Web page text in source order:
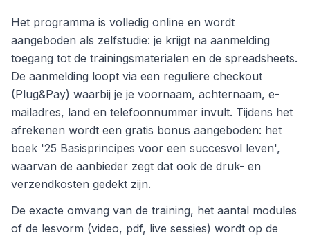
Het programma is volledig online en wordt
aangeboden als zelfstudie: je krijgt na aanmelding
toegang tot de trainingsmaterialen en de spreadsheets.
De aanmelding loopt via een reguliere checkout
(Plug&Pay) waarbij je je voornaam, achternaam, e-
mailadres, land en telefoonnummer invult. Tijdens het
afrekenen wordt een gratis bonus aangeboden: het
boek '25 Basisprincipes voor een succesvol leven',
waarvan de aanbieder zegt dat ook de druk- en
verzendkosten gedekt zijn.
De exacte omvang van de training, het aantal modules
of de lesvorm (video, pdf, live sessies) wordt op de